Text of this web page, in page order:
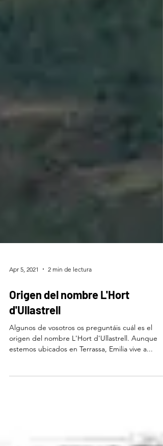
Apr 5, 2021 2 min de lectura
Origen del nombre L'Hort
d'Ullastrell
origen del nombre L'Hort d'Ullastrell. Aunque